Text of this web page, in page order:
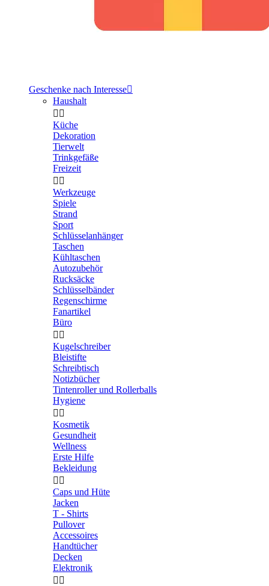
Geschenke nach Interesse
Haushalt
 
Küche
Dekoration
Tierwelt
Trinkgefäße
Freizeit
 
Werkzeuge
Spiele
Strand
Sport
Schlüsselanhänger
Taschen
Kühltaschen
Autozubehör
Rucksäcke
Schlüsselbänder
Regenschirme
Fanartikel
Büro
 
Kugelschreiber
Bleistifte
Schreibtisch
Notizbücher
Tintenroller und Rollerballs
Hygiene
 
Kosmetik
Gesundheit
Wellness
Erste Hilfe
Bekleidung
 
Caps und Hüte
Jacken
T - Shirts
Pullover
Accessoires
Handtücher
Decken
Elektronik
 